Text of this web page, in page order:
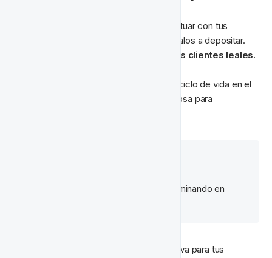
Aprovecha esta oportunidad para interactuar con tus
Ofrece recompensas escalables a tus clientes leales.
Los jugadores que aún estén dentro del ciclo de vida en el
día 6 o 7 merecen una oferta más generosa para
Aumentando gradualmente y culminando en
Una variedad de ofertas será más atractiva para tus